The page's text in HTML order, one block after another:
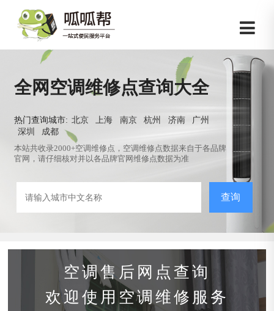
全网空调维修点查询大全
热门查询城市: 北京 上海 南京 杭州 济南
广州
深圳
成都
本站共收录2000+空调维修点，空调维修点数据来自于各品牌
官网，请仔细核对并以各品牌官网维修点数据为准
查询
空调售后网点查询
欢迎使用空调维修服务